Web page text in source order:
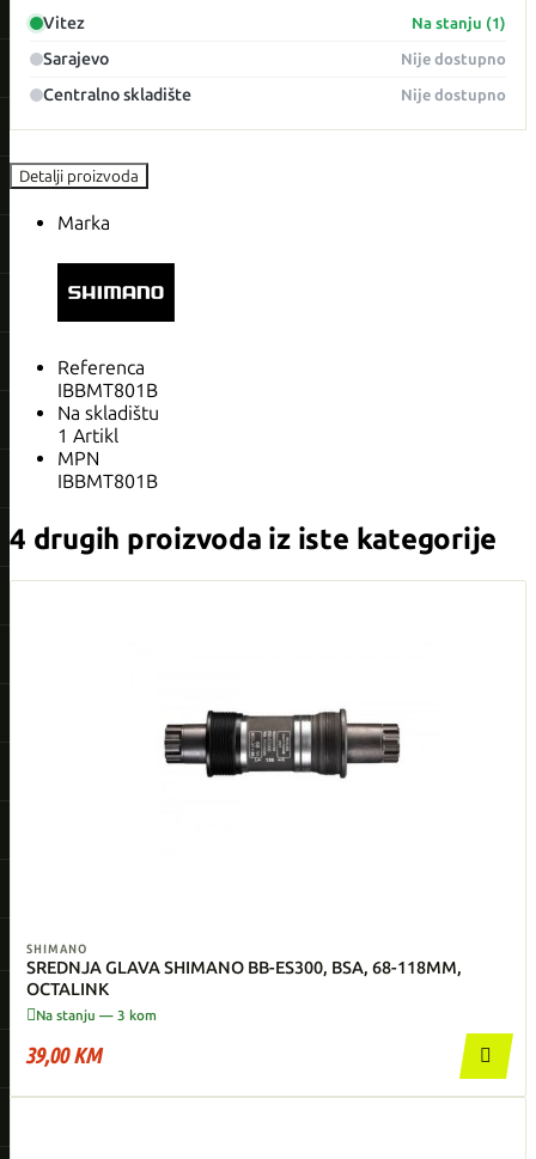
Vitez Na stanju (1)
Sarajevo Nije dostupno
Centralno skladište Nije dostupno
Detalji proizvoda
Marka
Referenca
IBBMT801B
Na skladištu
1 Artikl
MPN
IBBMT801B
4 drugih proizvoda iz iste kategorije
SHIMANO
SREDNJA GLAVA SHIMANO BB-ES300, BSA, 68-118MM,
OCTALINK
Na stanju — 3 kom
39,00 KM 